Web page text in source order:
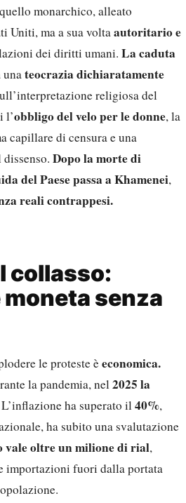
monarchico, alleato
Uniti, ma a sua voltaautoritario e
dei diritti umani. La caduta
unateocrazia dichiaratamente
religiosa del
l’obbligo del velo per le donne, la
capillare di censura e una
Dopo la morte di
del Paese passa a Khamenei,
reali contrappesi.
collasso:
senza
le proteste èeconomica.
la pandemia, nel2025 la
ha superato il40%,
ha subito una svalutazione
vale oltre un milione di rial,
importazioni fuori dalla portata